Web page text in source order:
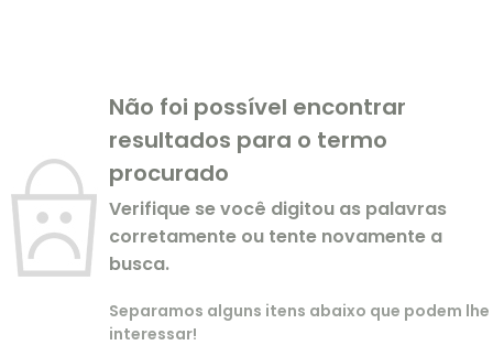
Não foi possível encontrar
resultados para o termo
procurado
Verifique se você digitou as palavras
corretamente ou tente novamente a
busca.
Separamos alguns itens abaixo que podem lhe
interessar!